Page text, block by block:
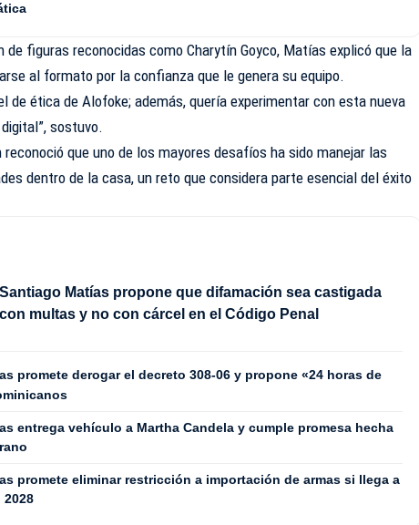
de figuras reconocidas comoCharytín Goyco, Matías explicó que la
al formato por la confianza que le genera su equipo.
de ética de Alofoke; además, quería experimentar con esta nueva
sostuvo.
que uno de los mayores desafíos ha sido manejar las
dentro de la casa, un reto que considera parte esencial del éxito
Santiago Matías propone que difamación sea castigada
con multas y no con cárcel en el Código Penal
promete derogar el decreto 308-06 y propone «24 horas de
entrega vehículo a Martha Candela y cumple promesa hecha
promete eliminar restricción a importación de armas si llega a
2028